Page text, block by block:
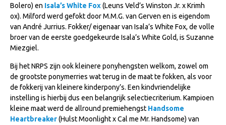
Arabian Horse Events
Arabissimo
Veulenregistratie
Veulens en merries
Zoek een NRPS paard
PEDIGREE ONLINE
Informatie aan je paard of pony toevoegen
Bolero) en Isala’s White Fox(Leuns Veld’s Winston Jr. x Krimh
ox). Milford werd gefokt door M.M.G. van Gerven en is eigendom
van André Jurrius. Fokker/ eigenaar van Isala’s White Fox, de volle
broer van de eerste goedgekeurde Isala’s White Gold, is Suzanne
Miezgiel.
Bij het NRPS zijn ook kleinere ponyhengsten welkom, zowel om
de grootste ponymerries wat terug in de maat te fokken, als voor
de fokkerij van kleinere kinderpony’s. Een kindvriendelijke
instelling is hierbij dus een belangrijk selectiecriterium. Kampioen
kleine maat werd de allround premiehengst Handsome
Heartbreaker(Hulst Moonlight x Cal me Mr. Handsome) van